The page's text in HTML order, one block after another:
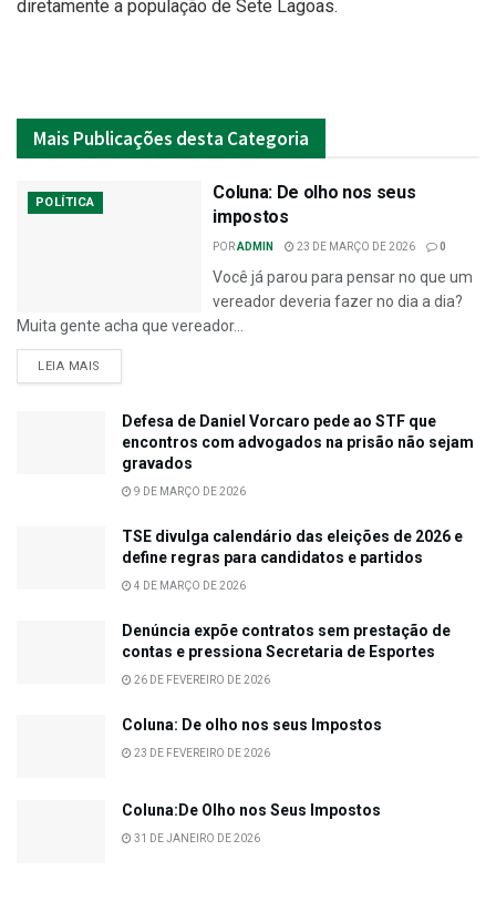
diretamente a população de Sete Lagoas.
Mais Publicações desta Categoria
POLÍTICA
Coluna: De olho nos seus
impostos
PORADMIN 23 DE MARÇO DE 2026 0
Você já parou para pensar no que um
vereador deveria fazer no dia a dia?
Muita gente acha que vereador...
LEIA MAIS
Defesa de Daniel Vorcaro pede ao STF que
encontros com advogados na prisão não sejam
gravados
9 DE MARÇO DE 2026
TSE divulga calendário das eleições de 2026 e
define regras para candidatos e partidos
4 DE MARÇO DE 2026
Denúncia expõe contratos sem prestação de
contas e pressiona Secretaria de Esportes
26 DE FEVEREIRO DE 2026
Coluna: De olho nos seus Impostos
23 DE FEVEREIRO DE 2026
Coluna:De Olho nos Seus Impostos
31 DE JANEIRO DE 2026